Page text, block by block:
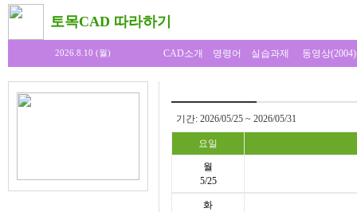
토목CAD 따라하기
2026.8.10 (월) CAD소개 명령어 실습과제 동영상(2004)
기간: 2026/05/25 ~ 2026/05/31
요일
월
5/25
화